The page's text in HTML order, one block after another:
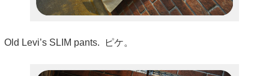
Old Levi’s SLIM pants. ピケ。